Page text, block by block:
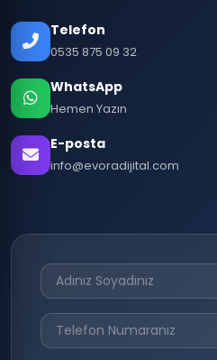
Telefon
0535 875 09 32
WhatsApp
Hemen Yazın
E-posta
info@evoradijital.com